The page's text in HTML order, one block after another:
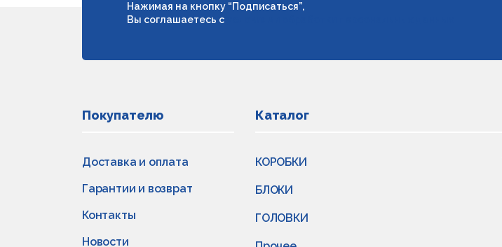
Нажимая на кнопку “Подписаться”,
Вы соглашаетесь с
Покупателю
Доставка и оплата
Гарантии и возврат
Контакты
Новости
Каталог
КОРОБКИ
БЛОКИ
ГОЛОВКИ